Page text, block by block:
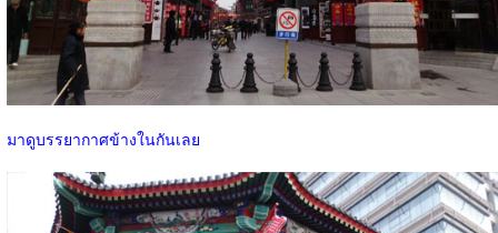
มาดูบรรยากาศข้างในกันเลย